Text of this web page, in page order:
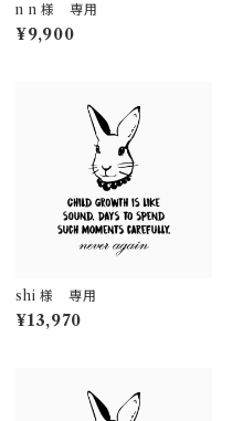
n n 様 専用
¥9,900
shi 様 専用
¥13,970